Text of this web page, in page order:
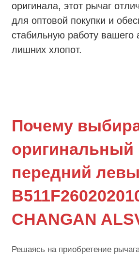
оригинала, этот рычаг
для оптовой покупки и
стабильную работу вашего
лишних хлопот.
Почему
оригинальный
передний
CHANGAN
Решаясь на приобретение